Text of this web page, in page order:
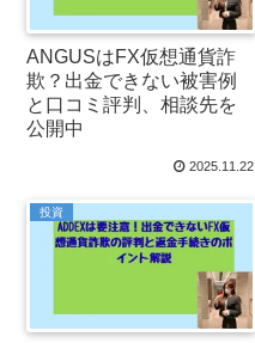
ANGUSはFX仮想通貨詐
欺？出金できない被害例
と口コミ評判、相談先を
公開中
2025.11.22
投資